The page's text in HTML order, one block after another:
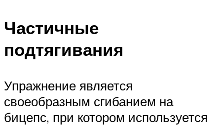
Частичные
подтягивания
Упражнение является
своеобразным сгибанием на
бицепс, при котором используется